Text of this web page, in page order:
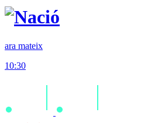
ara mateix
10:30